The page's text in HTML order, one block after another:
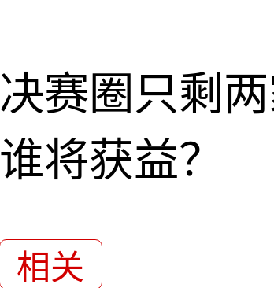
决赛圈只剩
谁将获益？
相关